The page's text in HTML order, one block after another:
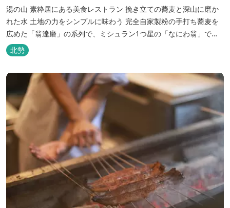
湯の山 素粋居にある美食レストラン 挽き立ての蕎麦と深山に磨か
れた水 土地の力をシンプルに味わう 完全自家製粉の手打ち蕎麦を
広めた「翁達磨」の系列で、ミシュラン1つ星の「なにわ翁」で研
鑽を積んだ石垣雄介氏が開業した「そば切り石垣」。 翁伝統の完全
自家製粉による二八蕎麦を踏襲し、蕎麦と酒をシンプルに楽しむ店
を実現しました。国産蕎麦の香りを存分に引き出す、湯の山温泉の
天然の水の力...
北勢